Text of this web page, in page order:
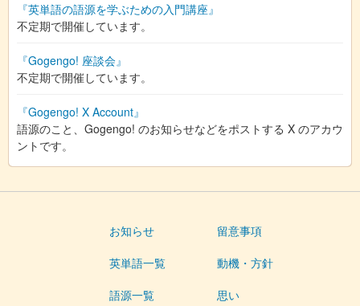
『英単語の語源を学ぶための入門講座』
不定期で開催しています。
『Gogengo! 座談会』
不定期で開催しています。
『Gogengo! X Account』
語源のこと、Gogengo! のお知らせなどをポストする X のアカウ
ントです。
お知らせ
英単語一覧
語源一覧
留意事項
動機・方針
思い